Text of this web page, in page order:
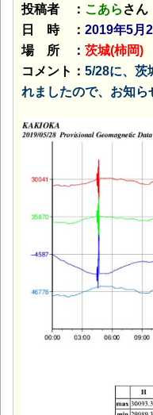
投稿者 ： こあら さん
日 時 ： 2019年5月
場 所 ： 茨城(柿岡)
コメント： 5/28に、茨
れましたので、お知ら